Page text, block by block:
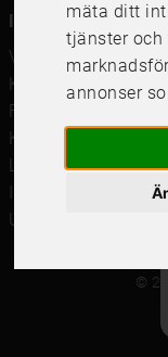
mäta ditt
tjänster och
annonser
Information
Våra butiker
Kundservice
Företagsförsäljning
Köpvillkor
Leverans & Retur
Uppdatera
©